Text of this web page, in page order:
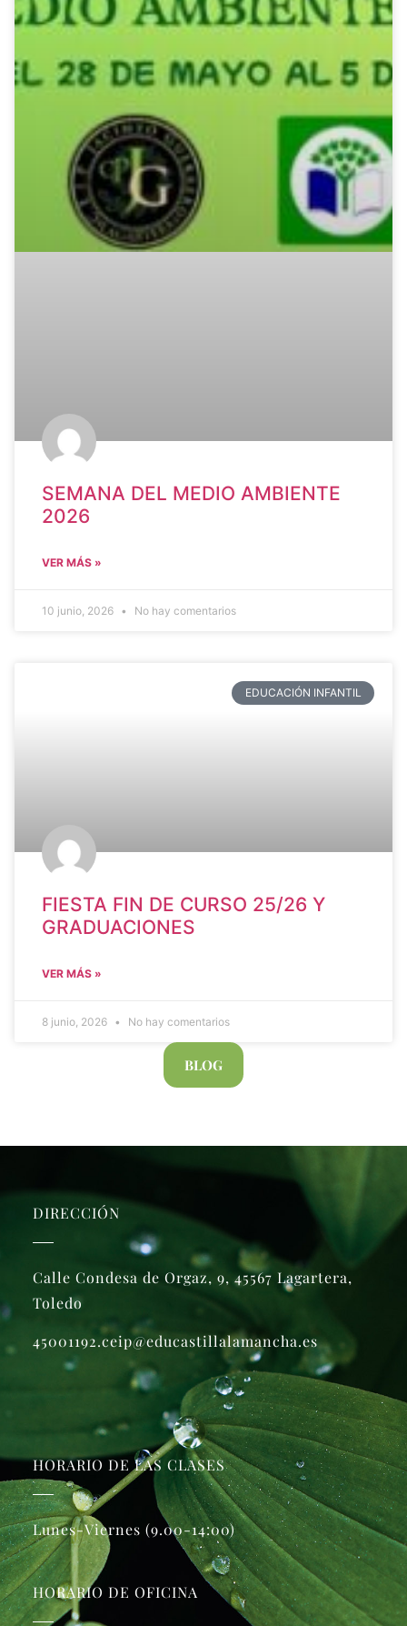
SEMANA DEL MEDIO AMBIENTE
2026
VER MÁS »
10 junio, 2026 No hay comentarios
EDUCACIÓN INFANTIL
FIESTA FIN DE CURSO 25/26 Y
GRADUACIONES
VER MÁS »
8 junio, 2026 No hay comentarios
BLOG
DIRECCIÓN
Calle Condesa de Orgaz, 9, 45567 Lagartera,
Toledo
45001192.ceip@educastillalamancha.es
HORARIO DE LAS CLASES
Lunes-Viernes (9.00-14:00)
HORARIO DE OFICINA